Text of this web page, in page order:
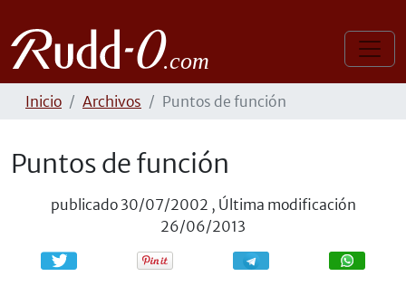
Inicio Archivos Puntos de función
Puntos de función
publicado 30/07/2002 , Última modificación
26/06/2013
Compartir Compartir